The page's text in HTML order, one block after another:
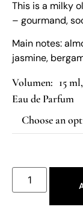
This is a milky
– gourmand,
Main notes:
jasmine,
15
Eau de Parfum